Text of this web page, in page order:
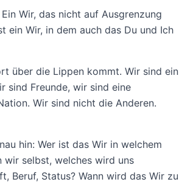
Wir, das nicht auf Ausgrenzung
ein Wir, in dem auch das Du und Ich
über die Lippen kommt. Wir sind ein
sind Freunde, wir sind eine
Wir sind nicht die Anderen.
hin: Wer ist das Wir in welchem
wir selbst, welches wird uns
Beruf, Status? Wann wird das Wir zu